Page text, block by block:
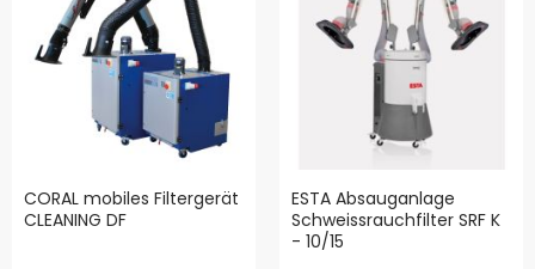
CORAL mobiles Filtergerät
CLEANING DF
ESTA Absauganlage
Schweissrauchfilter SRF K
- 10/15